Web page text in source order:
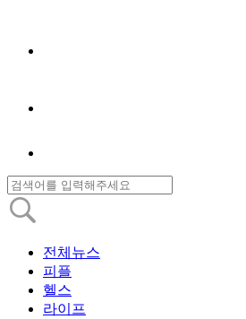
전체뉴스
피플
헬스
라이프